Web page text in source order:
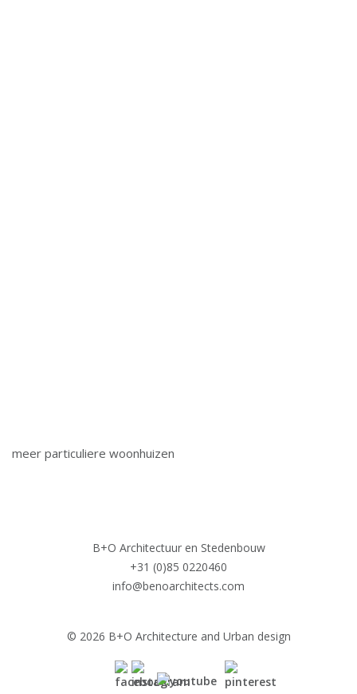
meer particuliere woonhuizen
B+O Architectuur en Stedenbouw
+31 (0)85 0220460
info@benoarchitects.com
© 2026 B+O Architecture and Urban design